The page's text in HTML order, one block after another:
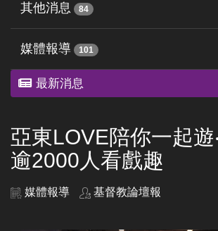
其他消息 84
媒體報導 101
最新消息
亞東LOVE陪你一起
逾2000人看戲趣
媒體報導 基督教論壇報